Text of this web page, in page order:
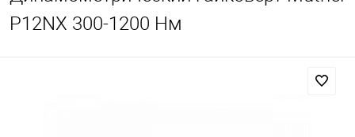
P12NX 300-1200 Нм